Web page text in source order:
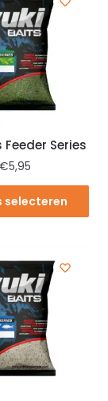
Feeder Series
€5,95
selecteren